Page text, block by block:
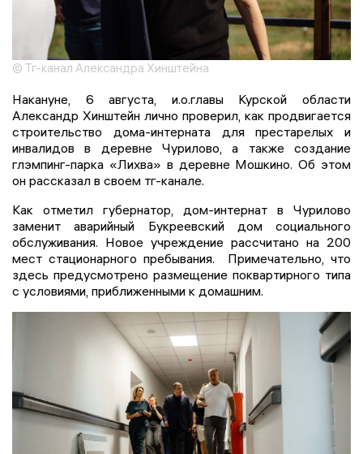
© Тг-канал Александра Хинштейна
Накануне, 6 августа, и.о.главы Курской области
Александр Хинштейн лично проверил, как продвигается
строительство дома-интерната для престарелых и
инвалидов в деревне Чурилово, а также создание
глэмпинг-парка «Лихва» в деревне Мошкино. Об этом
он рассказал в своем тг-канале.
Как отметил губернатор, дом-интернат в Чурилово
заменит аварийный Букреевский дом социального
обслуживания. Новое учреждение рассчитано на 200
мест стационарного пребывания. Примечательно, что
здесь предусмотрено размещение поквартирного типа
с условиями, приближенными к домашним.